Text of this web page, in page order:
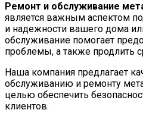
Ремонт и обслуживание
является важным аспектом
и надежности вашего дома
обслуживание помогает
проблемы, а также продлить
Наша компания предлагает
обслуживанию и ремонту
целью обеспечить
клиентов.